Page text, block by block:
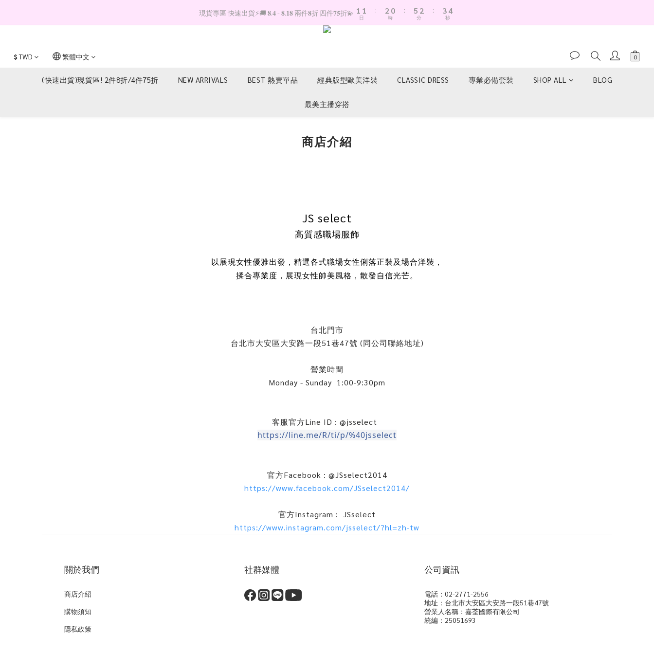
現貨專區 快速出貨⚡️🚚 𝟖.𝟒 - 𝟖.𝟏𝟖 兩件𝟖折 四件𝟕𝟓折💫 1
0
1
0
日
:
2
1
0
時
:
5
4
2
1
分
:
3
2
4
3
秒
$TWD 繁體中文
(快速出貨)現貨區! 2件8折/4件75折 NEW ARRIVALS BEST 熱賣單品 經典版型歐美洋裝 CLASSIC DRESS 專業必備套裝 SHOP ALL BLOG
最美主播穿搭
商店介紹
JS select
高質感職場服飾
以展現女性優雅出發，精選各式職場女性俐落正裝及場合洋裝，
揉合專業度，展現女性帥美風格，散發自信光芒。
台北門市
台北市大安區大安路一段51巷47號 (同公司聯絡地址)
營業時間
Monday - Sunday 1:00-9:30pm
客服官方Line ID : @jsselect
https://line.me/R/ti/p/%40jsselect
官方Facebook : @JSselect2014
https://www.facebook.com/JSselect2014/
官方Instagram : JSselect
https://www.instagram.com/jsselect/?hl=zh-tw
關於我們
商店介紹
購物須知
隱私政策
社群媒體 公司資訊
電話：02-2771-2556
地址：台北市大安區大安路一段51巷47號
營業人名稱：嘉荃國際有限公司
統編：25051693